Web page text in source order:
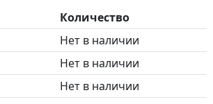
Количество
Нет в наличии
Нет в наличии
Нет в наличии